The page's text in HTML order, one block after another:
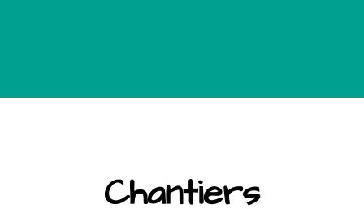
Chantiers